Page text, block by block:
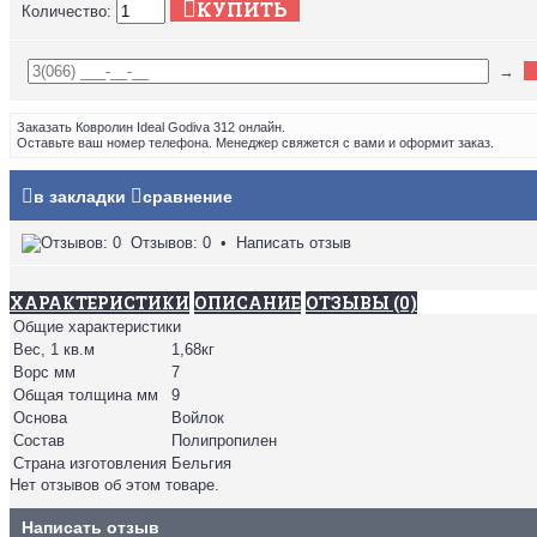
Количество: КУПИТЬ
→
Заказать Ковролин Ideal Godiva 312 онлайн.
Оставьте ваш номер телефона. Менеджер свяжется с вами и оформит заказ.
в закладки сравнение
Отзывов: 0 • Написать отзыв
ХАРАКТЕРИСТИКИ ОПИСАНИЕ ОТЗЫВЫ (0)
Общие характеристики
Вес, 1 кв.м
1,68кг
Ворс мм
7
Общая толщина мм
9
Основа
Войлок
Состав
Полипропилен
Страна изготовления Бельгия
Нет отзывов об этом товаре.
Написать отзыв